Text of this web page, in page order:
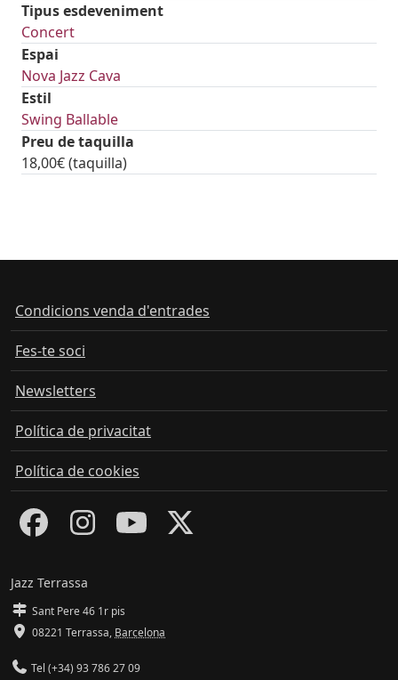
Tipus esdeveniment
Concert
Espai
Nova Jazz Cava
Estil
Swing Ballable
Preu de taquilla
18,00€ (taquilla)
Condicions venda d'entrades
Fes-te soci
Newsletters
Política de privacitat
Política de cookies
Jazz Terrassa
Sant Pere 46 1r pis
08221 Terrassa, Barcelona
Tel (+34) 93 786 27 09